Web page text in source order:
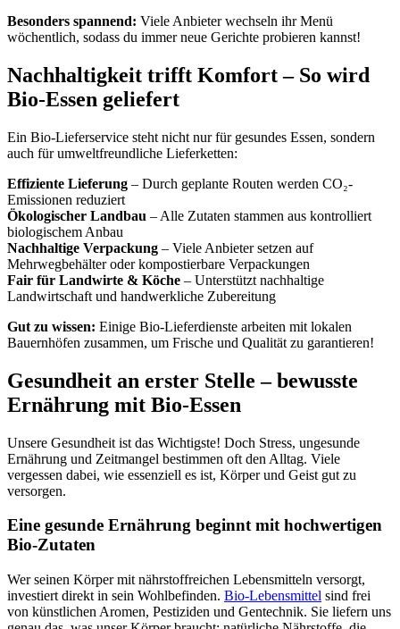
Besonders spannend: Viele Anbieter wechseln ihr Menü
wöchentlich, sodass du immer neue Gerichte probieren kannst!
Nachhaltigkeit trifft Komfort – So wird
Bio-Essen geliefert
Ein Bio-Lieferservice steht nicht nur für gesundes Essen, sondern
auch für umweltfreundliche Lieferketten:
Effiziente Lieferung – Durch geplante Routen werden CO₂-
Emissionen reduziert
Ökologischer Landbau – Alle Zutaten stammen aus kontrolliert
biologischem Anbau
Nachhaltige Verpackung – Viele Anbieter setzen auf
Mehrwegbehälter oder kompostierbare Verpackungen
Fair für Landwirte & Köche – Unterstützt nachhaltige
Landwirtschaft und handwerkliche Zubereitung
Gut zu wissen: Einige Bio-Lieferdienste arbeiten mit lokalen
Bauernhöfen zusammen, um Frische und Qualität zu garantieren!
Gesundheit an erster Stelle – bewusste
Ernährung mit Bio-Essen
Unsere Gesundheit ist das Wichtigste! Doch Stress, ungesunde
Ernährung und Zeitmangel bestimmen oft den Alltag. Viele
vergessen dabei, wie essenziell es ist, Körper und Geist gut zu
versorgen.
Eine gesunde Ernährung beginnt mit hochwertigen
Bio-Zutaten
Wer seinen Körper mit nährstoffreichen Lebensmitteln versorgt,
investiert direkt in sein Wohlbefinden. Bio-Lebensmittel sind frei
von künstlichen Aromen, Pestiziden und Gentechnik. Sie liefern uns